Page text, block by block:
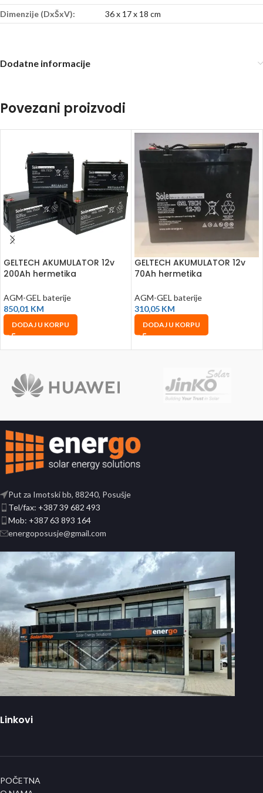
Dimenzije (DxŠxV):
36 x 17 x 18 cm
Dodatne informacije
Povezani proizvodi
GELTECH AKUMULATOR 12v
200Ah hermetika
AGM-GEL baterije
850,01 KM
DODAJ U KORPU
GELTECH AKUMULATOR 12v
70Ah hermetika
AGM-GEL baterije
310,05 KM
DODAJ U KORPU
Put za Imotski bb, 88240, Posušje
Tel/fax: +387 39 682 493
Mob: +387 63 893 164
energoposusje@gmail.com
Linkovi
POČETNA